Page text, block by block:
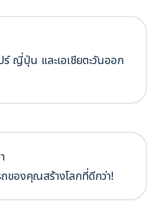
ร์ ญี่ปุ่น และเอเชียตะวันออก
ถของคุณสร้างโลกที่ดีกว่า!